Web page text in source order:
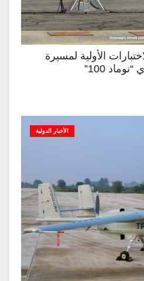
الأولية لمسيرة
100”
الأخبار الدولية